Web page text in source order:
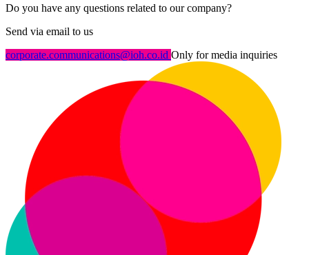
Do you have any questions related to our company?
Send via email to us
corporate.communications@ioh.co.id Only for media inquiries